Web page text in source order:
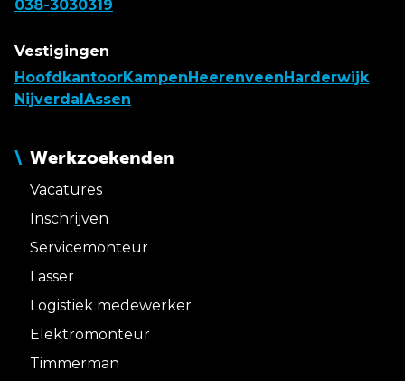
038-3030319
Vestigingen
HoofdkantoorKampen Heerenveen Harderwijk
Nijverdal Assen
Werkzoekenden
Vacatures
Inschrijven
Servicemonteur
Lasser
Logistiek medewerker
Elektromonteur
Timmerman